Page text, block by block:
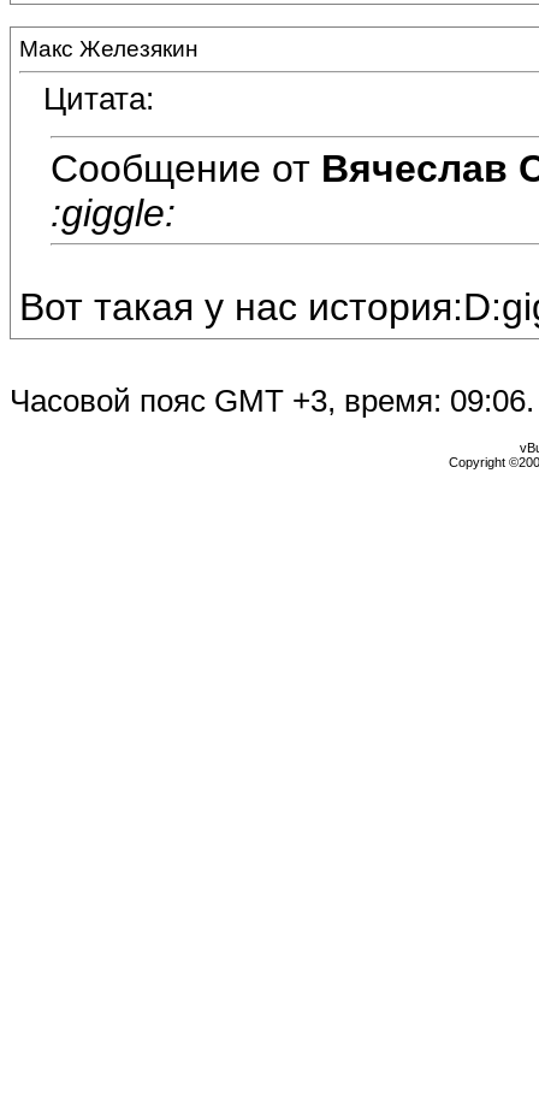
Макс Железякин
Цитата:
Сообщение от Вячеслав
:giggle:
Вот такая у нас
Часовой пояс GMT +3, время: 09:06.
Copyright